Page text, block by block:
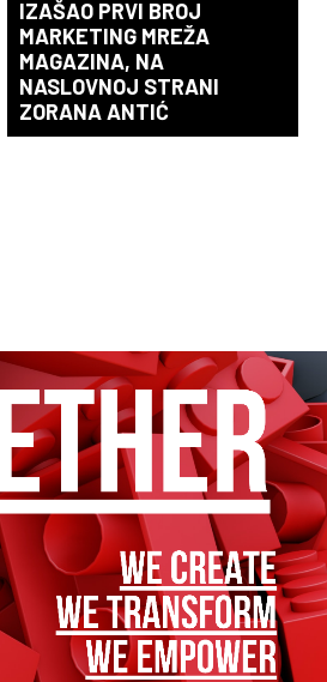
IZAŠAO PRVI BROJ
MARKETING MREŽA
MAGAZINA, NA
NASLOVNOJ STRANI
ZORANA ANTIĆ